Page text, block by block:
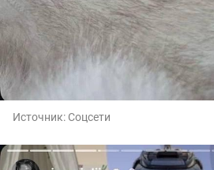
Источник: Соцсети